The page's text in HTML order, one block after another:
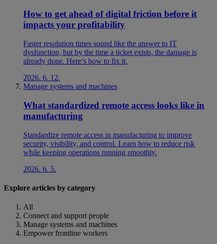
How to get ahead of digital friction before it
impacts your profitability
Faster resolution times sound like the answer to IT
dysfunction, but by the time a ticket exists, the damage is
already done. Here’s how to fix it.
2026. 6. 12.
Manage systems and machines
What standardized remote access looks like in
manufacturing
Standardize remote access in manufacturing to improve
security, visibility, and control. Learn how to reduce risk
while keeping operations running smoothly.
2026. 6. 5.
Explore articles by category
All
Connect and support people
Manage systems and machines
Empower frontline workers